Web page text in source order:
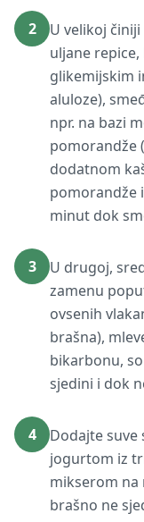
2
U velikoj
uljane
glikemijskim
aluloze),
npr. na bazi
pomorandže
dodatnom
pomorandže
minut dok
3
U drugoj,
zamenu
ovsenih
brašna),
bikarbonu,
sjedini i dok
4
Dodajte suve
jogurtom iz
mikserom na
brašno ne